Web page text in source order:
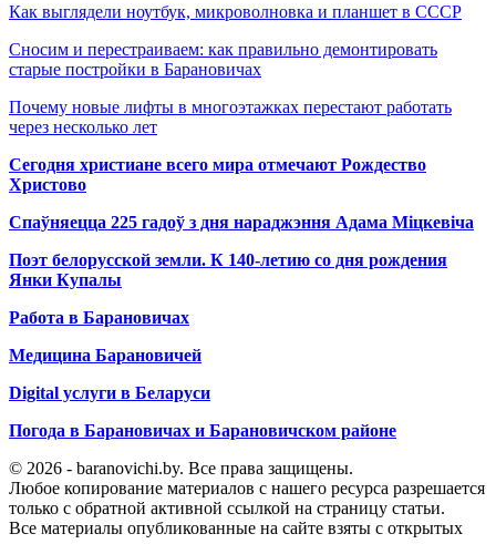
Как выглядели ноутбук, микроволновка и планшет в СССР
Сносим и перестраиваем: как правильно демонтировать
старые постройки в Барановичах
Почему новые лифты в многоэтажках перестают работать
через несколько лет
Сегодня христиане всего мира отмечают Рождество
Христово
Спаўняецца 225 гадоў з дня нараджэння Адама Міцкевіча
Поэт белорусской земли. К 140-летию со дня рождения
Янки Купалы
Работа в Барановичах
Медицина Барановичей
Digital услуги в Беларуси
Погода в Барановичах и Барановичском районе
© 2026 - baranovichi.by. Все права защищены.
Любое копирование материалов с нашего ресурса разрешается
только с обратной активной ссылкой на страницу статьи.
Все материалы опубликованные на сайте взяты с открытых